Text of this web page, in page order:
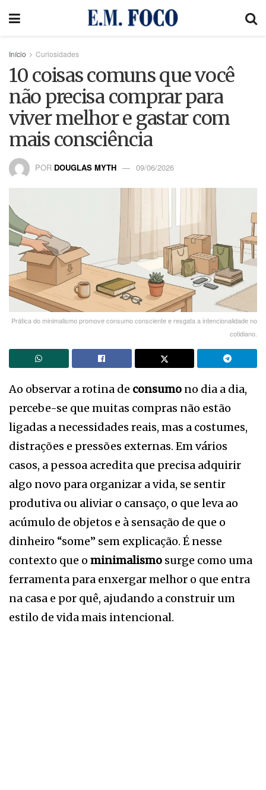
Início Curiosidades
10 coisas comuns que você
não precisa comprar para
viver melhor e gastar com
mais consciência
POR DOUGLAS MYTH 09/06/2026
Prática do minimalismo promove consumo consciente e resgata a intencionalidade no
cotidiano.
Ao observar a rotina de consumo no dia a dia,
percebe-se que muitas compras não estão
ligadas a necessidades reais, mas a costumes,
distrações e pressões externas. Em vários
casos, a pessoa acredita que precisa adquirir
algo novo para organizar a vida, se sentir
produtiva ou aliviar o cansaço, o que leva ao
acúmulo de objetos e à sensação de que o
dinheiro “some” sem explicação. É nesse
contexto que o minimalismo surge como uma
ferramenta para enxergar melhor o que entra
na casa e por quê, ajudando a construir um
estilo de vida mais intencional.